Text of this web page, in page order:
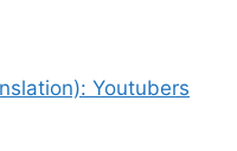
Youtubers